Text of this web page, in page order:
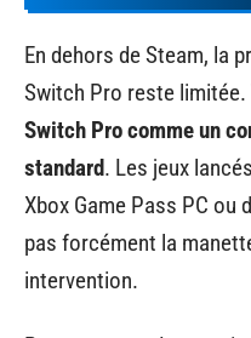
En dehors de Steam, la
Switch Pro reste limitée.
Switch Pro comme un
standard. Les jeux
Xbox Game Pass PC
pas forcément la
intervention.